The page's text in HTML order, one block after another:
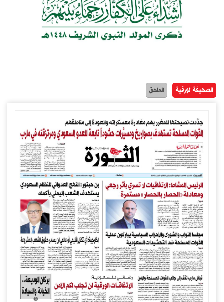
الصحيفة الورقية الملحق